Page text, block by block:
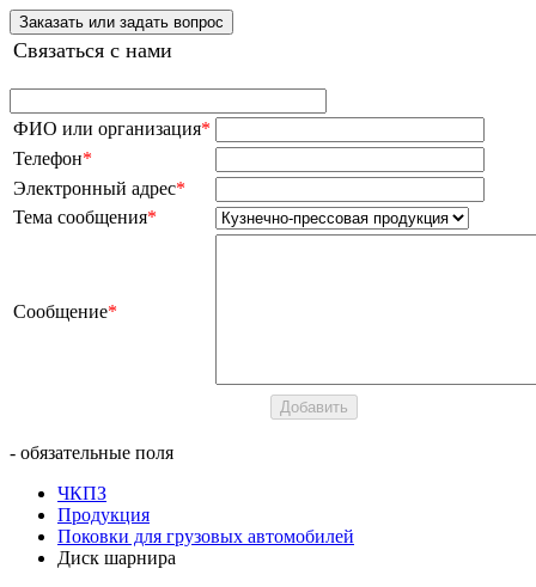
Заказать или задать вопрос
Связаться с нами
ФИО или организация*
Телефон*
Электронный адрес*
Тема сообщения*
Сообщение*
- обязательные поля
ЧКПЗ
Продукция
Поковки для грузовых автомобилей
Диск шарнира